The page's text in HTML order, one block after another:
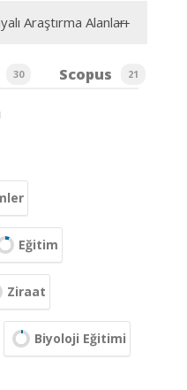
Araştırma Alanları
30 Scopus 21
Eğitim
Ziraat
Biyoloji Eğitimi